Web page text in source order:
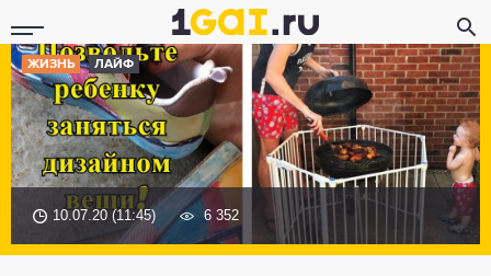
ЖИЗНЬ ЛАЙФ
10.07.20 (11:45) 6 352